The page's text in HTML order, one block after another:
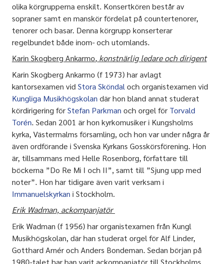
olika körgrupperna enskilt. Konsertkören består av
sopraner samt en manskör fördelat på countertenorer,
tenorer och basar. Denna körgrupp konserterar
regelbundet både inom- och utomlands.
Karin Skogberg Ankarmo, konstnärlig ledare och dirigent
Karin Skogberg Ankarmo (f 1973) har avlagt
kantorsexamen vid Stora Sköndal och organistexamen vid
Kungliga Musikhögskolan där hon bland annat studerat
kördirigering förStefan Parkman och orgel för Torvald
Torén. Sedan 2001 är hon kyrkomusiker i Kungsholms
kyrka, Västermalms församling, och hon var under några år
även ordförande i Svenska Kyrkans Gosskörsförening. Hon
är, tillsammans med Helle Rosenborg, författare till
böckerna ”Do Re Mi I och II”, samt till ”Sjung upp med
noter”. Hon har tidigare även varit verksam i
Immanuelskyrkan i Stockholm.
Erik Wadman, ackompanjatör
Erik Wadman (f 1956) har organistexamen från Kungl
Musikhögskolan, där han studerat orgel för Alf Linder,
Gotthard Arnér och Anders Bondeman. Sedan början på
1980-talet har han varit ackompanjatör till Stockholms